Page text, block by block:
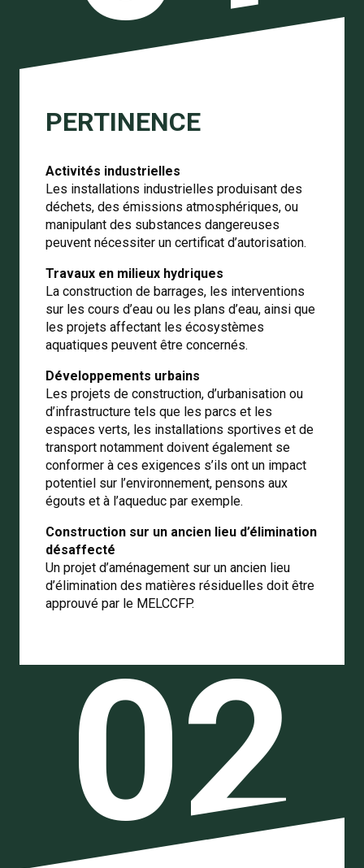
PERTINENCE
Activités industrielles
Les installations industrielles produisant des
déchets, des émissions atmosphériques, ou
manipulant des substances dangereuses
peuvent nécessiter un certificat d’autorisation.
Travaux en milieux hydriques
La construction de barrages, les interventions
sur les cours d’eau ou les plans d’eau, ainsi que
les projets affectant les écosystèmes
aquatiques peuvent être concernés.
Développements urbains
Les projets de construction, d’urbanisation ou
d’infrastructure tels que les parcs et les
espaces verts, les installations sportives et de
transport notamment doivent également se
conformer à ces exigences s’ils ont un impact
potentiel sur l’environnement, pensons aux
égouts et à l’aqueduc par exemple.
Construction sur un ancien lieu d’élimination
désaffecté
Un projet d’aménagement sur un ancien lieu
d’élimination des matières résiduelles doit être
approuvé par le MELCCFP.
02